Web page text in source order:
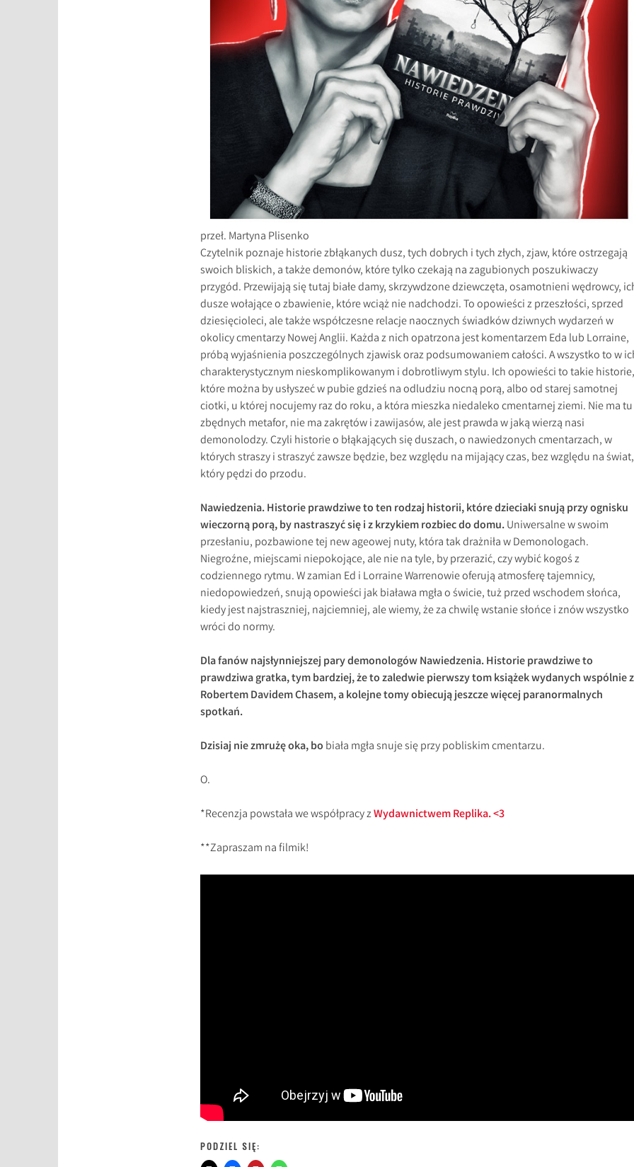
przeł. Martyna Plisenko
Czytelnik poznaje historie zbłąkanych dusz, tych dobrych i tych złych, zjaw, które ostrzegają
swoich bliskich, a także demonów, które tylko czekają na zagubionych poszukiwaczy
przygód. Przewijają się tutaj białe damy, skrzywdzone dziewczęta, osamotnieni wędrowcy,
dusze wołające o zbawienie, które wciąż nie nadchodzi. To opowieści z przeszłości, sprzed
dziesięcioleci, ale także współczesne relacje naocznych świadków dziwnych wydarzeń w
okolicy cmentarzy Nowej Anglii. Każda z nich opatrzona jest komentarzem Eda lub Lorraine,
próbą wyjaśnienia poszczególnych zjawisk oraz podsumowaniem całości. A wszystko to w
charakterystycznym nieskomplikowanym i dobrotliwym stylu. Ich opowieści to takie historie,
które można by usłyszeć w pubie gdzieś na odludziu nocną porą, albo od starej samotnej
ciotki, u której nocujemy raz do roku, a która mieszka niedaleko cmentarnej ziemi. Nie ma tu
zbędnych metafor, nie ma zakrętów i zawijasów, ale jest prawda w jaką wierzą nasi
demonolodzy. Czyli historie o błąkających się duszach, o nawiedzonych cmentarzach, w
których straszy i straszyć zawsze będzie, bez względu na mijający czas, bez względu na świat,
który pędzi do przodu.
Nawiedzenia. Historie prawdziwe to ten rodzaj historii, które dzieciaki snują przy ognisku
wieczorną porą, by nastraszyć się i z krzykiem rozbiec do domu.Uniwersalne w swoim
przesłaniu, pozbawione tej new ageowej nuty, która tak drażniła w Demonologach.
Niegroźne, miejscami niepokojące, ale nie na tyle, by przerazić, czy wybić kogoś z
codziennego rytmu. W zamian Ed i Lorraine Warrenowie oferują atmosferę tajemnicy,
niedopowiedzeń, snują opowieści jak biaława mgła o świcie, tuż przed wschodem słońca,
kiedy jest najstraszniej, najciemniej, ale wiemy, że za chwilę wstanie słońce i znów wszystko
wróci do normy.
Dla fanów najsłynniejszej pary demonologów Nawiedzenia. Historie prawdziwe to
prawdziwa gratka, tym bardziej, że to zaledwie pierwszy tom książek wydanych wspólnie z
Robertem Davidem Chasem, a kolejne tomy obiecują jeszcze więcej paranormalnych
spotkań.
Dzisiaj nie zmrużę oka, bo biała mgła snuje się przy pobliskim cmentarzu.
O.
*Recenzja powstała we współpracy zWydawnictwem Replika. <3
**Zapraszam na filmik!
PODZIEL SIĘ: